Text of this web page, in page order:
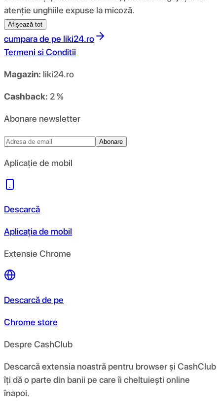
atenție unghiile expuse la micoză.
Afișează tot
cumpara de pe liki24.ro
Termeni si Conditii
Magazin: liki24.ro
Cashback: 2 %
Abonare newsletter
Abonare
Aplicație de mobil
Descarcă
Aplicația de mobil
Extensie Chrome
Descarcă de pe
Chrome store
Despre CashClub
Descarcă extensia noastră pentru browser și CashClub
îți dă o parte din banii pe care îi cheltuiești online
înapoi.